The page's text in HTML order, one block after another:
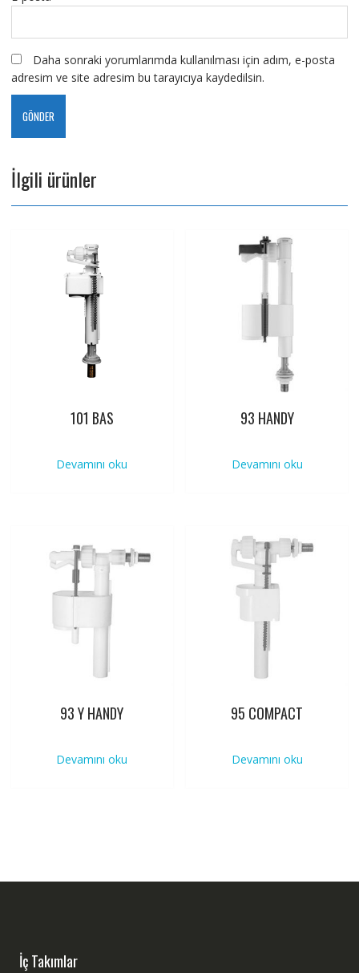
Daha sonraki yorumlarımda kullanılması için adım, e-posta
adresim ve site adresim bu tarayıcıya kaydedilsin.
İlgili ürünler
101 BAS
Devamını oku
93 HANDY
Devamını oku
93 Y HANDY
Devamını oku
95 COMPACT
Devamını oku
İç Takımlar